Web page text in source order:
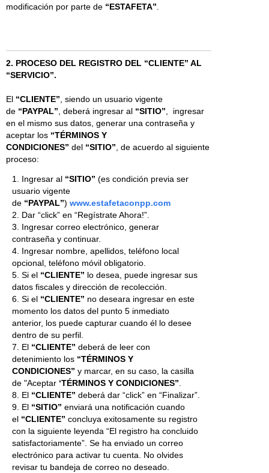
modificación por parte de “ESTAFETA”
2. PROCESO DEL REGISTRO DEL “CLIENTE” AL
“SERVICIO”.
El “CLIENTE” , siendo un usuario vigente
de “PAYPAL” , deberá ingresar al “SITIO” , ingresar
en el mismo sus datos, generar una contraseña y
aceptar los “TÉRMINOS Y
CONDICIONES” del “SITIO” , de acuerdo al siguiente
proceso:
1. Ingresar al “SITIO” (es condición previa ser
usuario vigente
de “PAYPAL”)www.estafetaconpp.com
2. Dar “click” en “Regístrate Ahora!”.
3. Ingresar correo electrónico, generar
contraseña y continuar.
4. Ingresar nombre, apellidos, teléfono local
opcional, teléfono móvil obligatorio.
5. Si el “CLIENTE” lo desea, puede ingresar sus
datos fiscales y dirección de recolección.
6. Si el “CLIENTE” no deseara ingresar en este
momento los datos del punto 5 inmediato
anterior, los puede capturar cuando él lo desee
dentro de su perfil.
7. El “CLIENTE” deberá de leer con
detenimiento los “TÉRMINOS Y
CONDICIONES” y marcar, en su caso, la casilla
de "Aceptar ‘TÉRMINOS Y CONDICIONES”.
8. El “CLIENTE” deberá dar “click” en “Finalizar”.
9. El “SITIO” enviará una notificación cuando
el “CLIENTE” concluya exitosamente su registro
con la siguiente leyenda “El registro ha concluido
satisfactoriamente”. Se ha enviado un correo
electrónico para activar tu cuenta. No olvides
revisar tu bandeja de correo no deseado.